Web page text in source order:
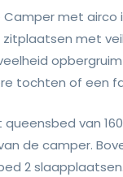
Camper met airco
met
tochten of een
van
de camper.
2 slaapplaatsen.